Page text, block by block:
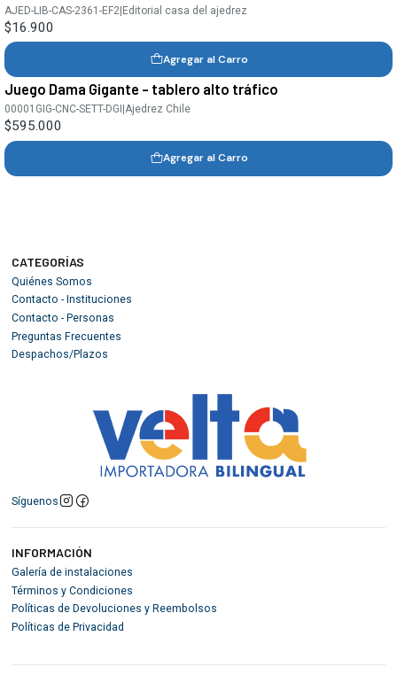
AJED-LIB-CAS-2361-EF2|Editorial casa del ajedrez
$16.900
Agregar al Carro
Juego Dama Gigante - tablero alto tráfico
00001GIG-CNC-SETT-DGI |Ajedrez Chile
$595.000
Agregar al Carro
CATEGORÍAS
Quiénes Somos
Contacto - Instituciones
Contacto - Personas
Preguntas Frecuentes
Despachos/Plazos
Síguenos
INFORMACIÓN
Galería de instalaciones
Términos y Condiciones
Políticas de Devoluciones y Reembolsos
Políticas de Privacidad